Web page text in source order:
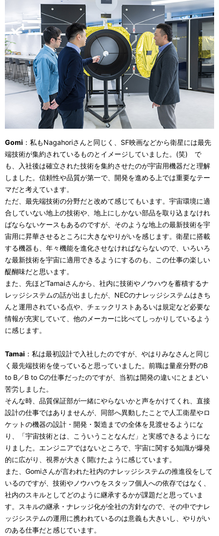
Gomi ：私もNagahoriさんと同じく、SF映画などから衛星には最先
端技術が集約されているものとイメージしていました。(笑) で
も、入社後は確立された技術を集約させたのが宇宙用機器だと理解
しました。信頼性や品質が第一で、開発を進める上では重要なテー
マだと考えています。
ただ、最先端技術の分野だと改めて感じてもいます。宇宙環境に適
合していない地上の技術や、地上にしかない部品を取り込まなけれ
ばならないケースもあるのですが、そのような地上の最新技術を宇
宙用に昇華させるところに大きなやりがいを感じます。衛星に搭載
する機器も、年々機能を進化させなければならないので、いろいろ
な最新技術を宇宙に適用できるようにするのも、この仕事の楽しい
醍醐味だと思います。
また、先ほどTamaiさんから、社内に技術やノウハウを蓄積するナ
レッジシステムの話が出ましたが、NECのナレッジシステムはきち
んと運用されている点や、チェックリストあるいは規定など必要な
情報が充実していて、他のメーカーに比べてしっかりしているよう
に感じます。
Tamai ：私は最初設計で入社したのですが、やはりみなさんと同じ
く最先端技術を使っていると思っていました。前職は量産分野のB
to B／B to Cの仕事だったのですが、当初は開発の違いにとまどい
苦労しました。
そんな時、品質保証部が一緒にやらないかと声をかけてくれ、直接
設計の仕事ではありませんが、同部へ異動したことで人工衛星やロ
ケットの機器の設計・開発・製造までの全体を見渡せるようにな
り、「宇宙技術とは、こういうことなんだ」と実感できるようにな
りました。エンジニアではないところで、宇宙に関する知識が爆発
的に広がり、視界が大きく開けたように感じています。
また、Gomiさんが言われた社内のナレッジシステムの推進役をして
いるのですが、技術やノウハウをスタッフ個人への依存ではなく、
社内のスキルとしてどのように継承するかが課題だと思っていま
す。スキルの継承・ナレッジ化が全社の方針なので、その中でナレ
ッジシステムの運用に携われているのは意義も大きいし、やりがい
のある仕事だと感じています。